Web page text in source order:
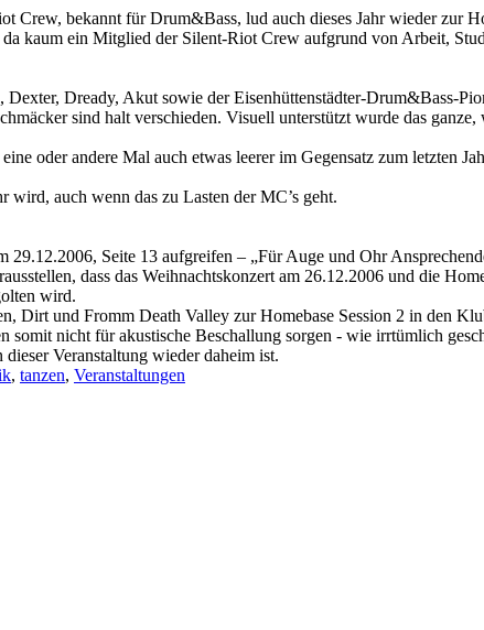
Crew, bekannt für Drum&Bass, lud auch dieses Jahr wieder zur
kaum ein Mitglied der Silent-Riot Crew aufgrund von Arbeit,
Dready, Akut sowie der Eisenhüttenstädter-Drum&Bass-
sind halt verschieden. Visuell unterstützt wurde das ganze,
oder andere Mal auch etwas leerer im Gegensatz zum letzten
wird, auch wenn das zu Lasten der MC’s geht.
Seite 13 aufgreifen – „Für Auge und Ohr
dass das Weihnachtskonzert am 26.12.2006 und die
wird.
Dirt und Fromm Death Valley zur Homebase Session 2 in den
nicht für akustische Beschallung sorgen - wie irrtümlich
Veranstaltung wieder daheim ist.
, tanzen, Veranstaltungen